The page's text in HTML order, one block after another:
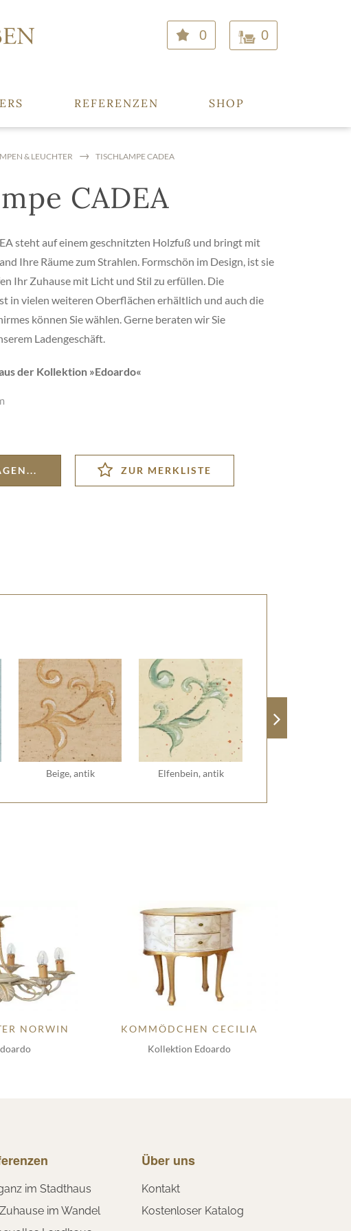
0
0
REFERENZEN SHOP
& LEUCHTER TISCHLAMPE CADEA
CADEA
steht auf einem geschnitzten Holzfuß und bringt mit
Ihre Räume zum Strahlen. Formschön im Design, ist sie
Ihr Zuhause mit Licht und Stil zu erfüllen. Die
in vielen weiteren Oberflächen erhältlich und auch die
können Sie wählen. Gerne beraten wir Sie
Ladengeschäft.
der Kollektion »Edoardo«
Beige, antik Elfenbein, antik
NORWIN
KOMMÖDCHEN CECILIA
Kollektion Edoardo
im Stadthaus
im Wandel
Über uns
Kontakt
Kostenloser Katalog